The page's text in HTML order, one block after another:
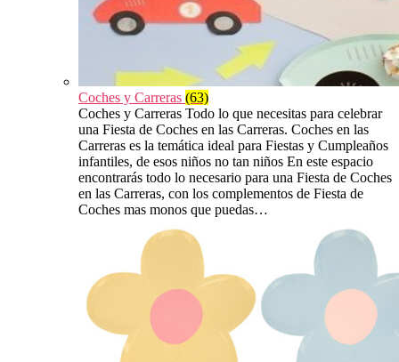
Coches y Carreras (63)
Coches y Carreras Todo lo que necesitas para celebrar
una Fiesta de Coches en las Carreras. Coches en las
Carreras es la temática ideal para Fiestas y Cumpleaños
infantiles, de esos niños no tan niños En este espacio
encontrarás todo lo necesario para una Fiesta de Coches
en las Carreras, con los complementos de Fiesta de
Coches mas monos que puedas…